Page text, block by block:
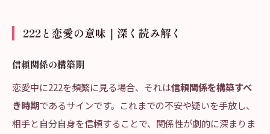
222と恋愛の意味｜深く読み解く
信頼関係の構築期
恋愛中に222を頻繁に見る場合、それは信頼関係を構築すべ
き時期であるサインです。これまでの不安や疑いを手放し、
相手と自分自身を信頼することで、関係性が劇的に深まりま